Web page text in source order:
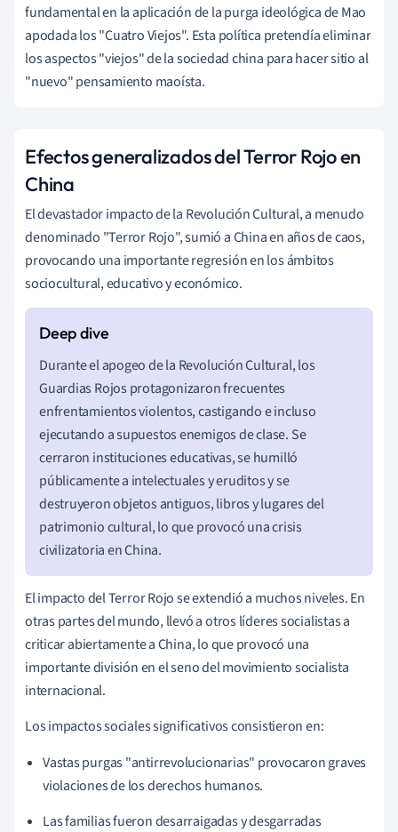
fundamental en la aplicación de la purga ideológica de Mao
apodada los "Cuatro Viejos". Esta política pretendía eliminar
los aspectos "viejos" de la sociedad china para hacer sitio al
"nuevo" pensamiento maoísta.
Efectos generalizados del Terror Rojo en
China
El devastador impacto de la Revolución Cultural, a menudo
denominado "Terror Rojo", sumió a China en años de caos,
provocando una importante regresión en los ámbitos
sociocultural, educativo y económico.
Durante el apogeo de la Revolución Cultural, los
Guardias Rojos protagonizaron frecuentes
enfrentamientos violentos, castigando e incluso
ejecutando a supuestos enemigos de clase. Se
cerraron instituciones educativas, se humilló
públicamente a intelectuales y eruditos y se
destruyeron objetos antiguos, libros y lugares del
patrimonio cultural, lo que provocó una crisis
civilizatoria en China.
El impacto del Terror Rojo se extendió a muchos niveles. En
otras partes del mundo, llevó a otros líderes socialistas a
criticar abiertamente a China, lo que provocó una
importante división en el seno del movimiento socialista
internacional.
Los impactos sociales significativos consistieron en:
Vastas purgas "antirrevolucionarias" provocaron graves
violaciones de los derechos humanos.
Las familias fueron desarraigadas y desgarradas